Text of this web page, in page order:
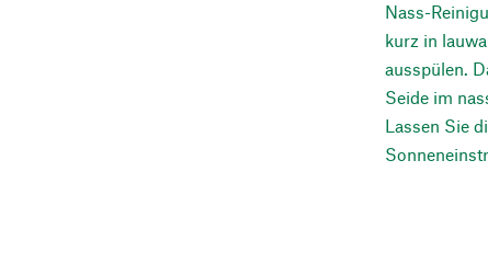
Nass-
kurz in
ausspülen.
Seide im
Lassen Sie